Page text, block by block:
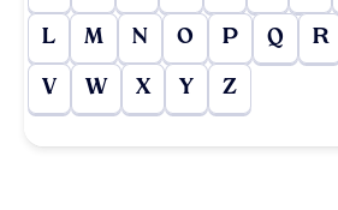
L M N O P Q R
V W X Y Z